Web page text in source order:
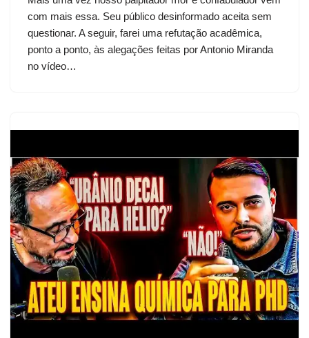
com mais essa. Seu público desinformado aceita sem
questionar. A seguir, farei uma refutação acadêmica,
ponto a ponto, às alegações feitas por Antonio Miranda
no vídeo…